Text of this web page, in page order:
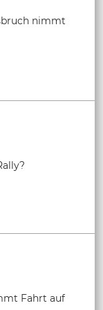
nimmt
Fahrt auf